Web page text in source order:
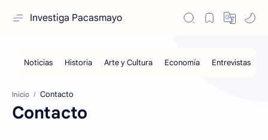
Investiga Pacasmayo
Inicio
Contacto